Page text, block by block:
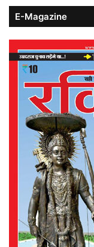
E-Magazine